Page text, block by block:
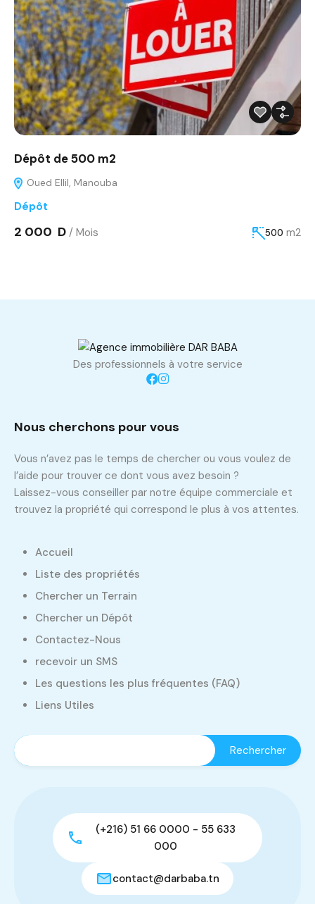
Dépôt de 500 m2
Oued Ellil, Manouba
Dépôt
2 000 D / Mois 500 m2
Des professionnels à votre service
Nous cherchons pour vous
Vous n’avez pas le temps de chercher ou vous voulez de
l’aide pour trouver ce dont vous avez besoin ?
Laissez-vous conseiller par notre équipe commerciale et
trouvez la propriété qui correspond le plus à vos attentes.
Accueil
Liste des propriétés
Chercher un Terrain
Chercher un Dépôt
Contactez-Nous
recevoir un SMS
Les questions les plus fréquentes (FAQ)
Liens Utiles
(+216) 51 66 0000 - 55 633
000
contact@darbaba.tn